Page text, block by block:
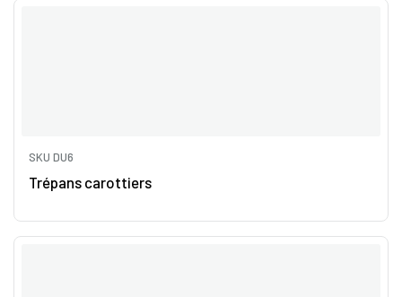
SKU DU6
Trépans carottiers